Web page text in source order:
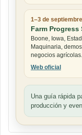
1–3 de
Farm Progress
Boone, Iowa,
Maquinaria,
negocios agrícolas.
Web oficial
Una guía rápida
producción y